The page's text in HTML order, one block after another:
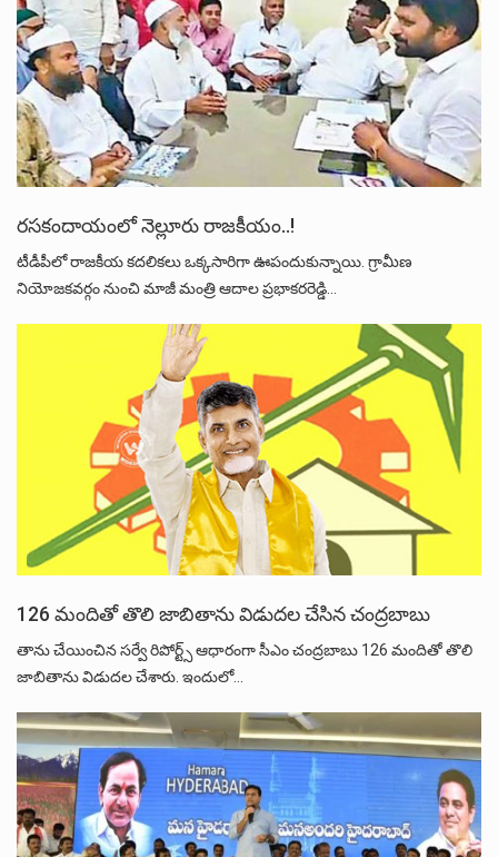
రసకందాయంలో నెల్లూరు రాజకీయం..!
టీడీపీలో రాజకీయ కదలికలు ఒక్కసారిగా ఊపందుకున్నాయి. గ్రామీణ
నియోజకవర్గం నుంచి మాజీ మంత్రి ఆదాల ప్రభాకరరెడ్డి…
126 మందితో తొలి జాబితాను విడుదల చేసిన చంద్రబాబు
తాను చేయించిన సర్వే రిపోర్ట్స్ ఆధారంగా సీఎం చంద్రబాబు 126 మందితో తొలి
జాబితాను విడుదల చేశారు. ఇందులో…